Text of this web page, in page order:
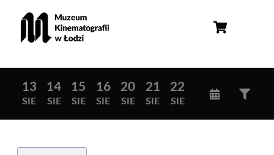
13
SIE
14
SIE
15
SIE
16
SIE
20
SIE
21
SIE
22
SIE